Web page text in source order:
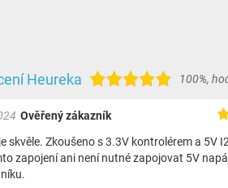
Heureka 100%,
Ověřený zákazník
skvěle. Zkoušeno s 3.3V kontrolérem a 5V
zapojení ani není nutné zapojovat 5V